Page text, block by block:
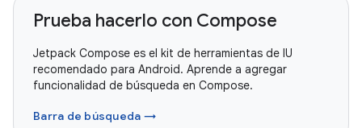
Prueba hacerlo con Compose
Jetpack Compose es el kit de herramientas de IU
recomendado para Android. Aprende a agregar
funcionalidad de búsqueda en Compose.
Barra de búsqueda →